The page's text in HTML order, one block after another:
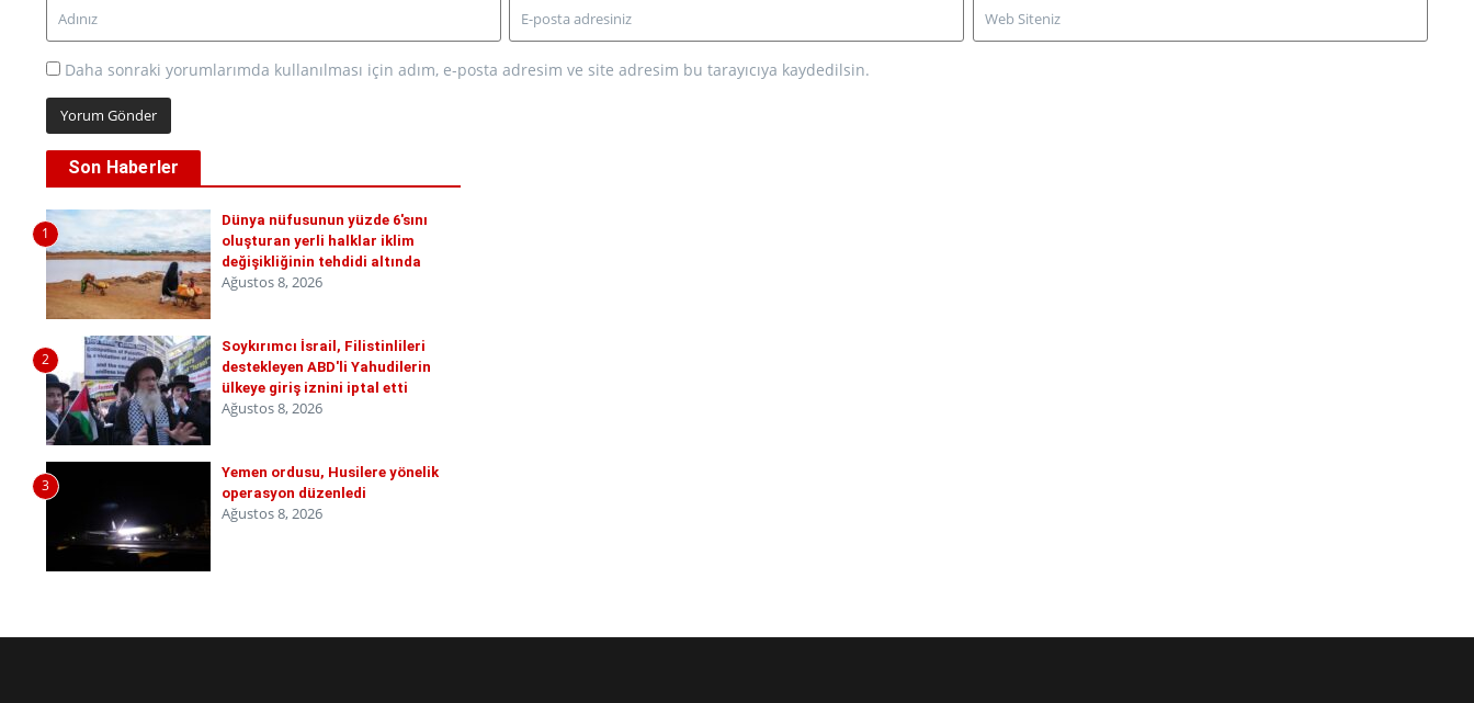
Daha sonraki yorumlarımda kullanılması için adım, e-posta adresim ve site adresim bu tarayıcıya kaydedilsin.
Son Haberler
1
Dünya nüfusunun yüzde 6'sını
oluşturan yerli halklar iklim
değişikliğinin tehdidi altında
Ağustos 8, 2026
2
Soykırımcı İsrail, Filistinlileri
destekleyen ABD'li Yahudilerin
ülkeye giriş iznini iptal etti
Ağustos 8, 2026
3
Yemen ordusu, Husilere yönelik
operasyon düzenledi
Ağustos 8, 2026